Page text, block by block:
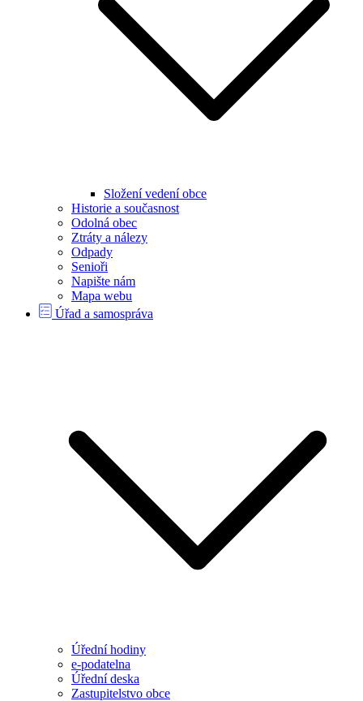
Složení vedení obce
Historie a současnost
Odolná obec
Ztráty a nálezy
Odpady
Senioři
Napište nám
Mapa webu
Úřad a samospráva
Úřední hodiny
e-podatelna
Úřední deska
Zastupitelstvo obce